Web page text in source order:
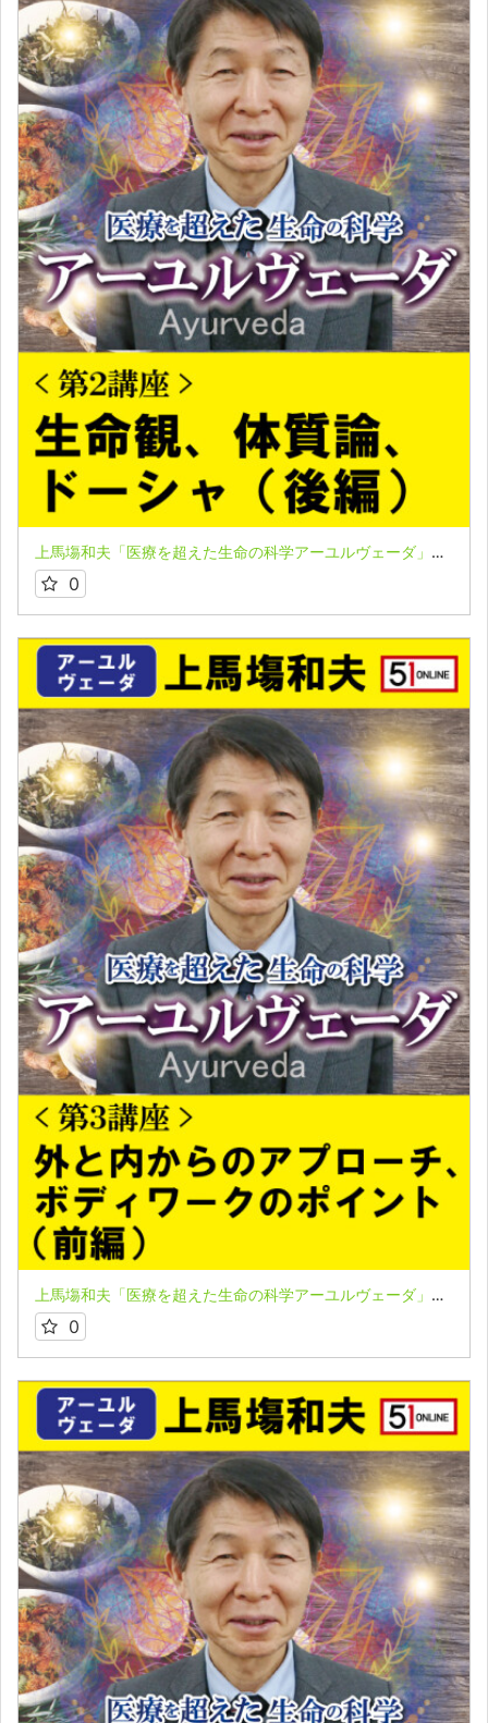
上馬塲和夫「医療を超えた生命の科学アーユルヴェーダ」★第２講座（後編）
0
上馬塲和夫「医療を超えた生命の科学アーユルヴェーダ」★第３講座（前編）
0